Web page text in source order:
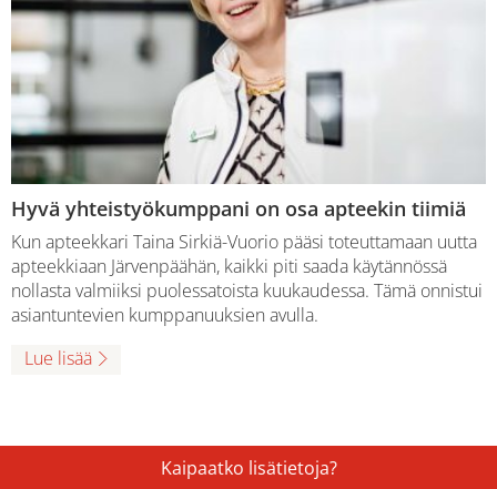
Hyvä yhteistyökumppani on osa apteekin tiimiä
Kun apteekkari Taina Sirkiä-Vuorio pääsi toteuttamaan uutta
apteekkiaan Järvenpäähän, kaikki piti saada käytännössä
nollasta valmiiksi puolessatoista kuukaudessa. Tämä onnistui
asiantuntevien kumppanuuksien avulla.
Lue lisää
Kaipaatko lisätietoja?